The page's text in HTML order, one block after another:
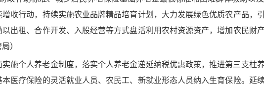
收行动，持续实施农业品牌精品培育计划，大力发展绿色优质农产品，
出租、合作开发、入股经营等方式盘活利用农村资源资产，增加农民财
）
实施个人养老金制度，落实个人养老金递延纳税优惠政策，推进第三支柱
医疗保险的灵活就业人员、农民工、新就业形态人员纳入生育保险。延